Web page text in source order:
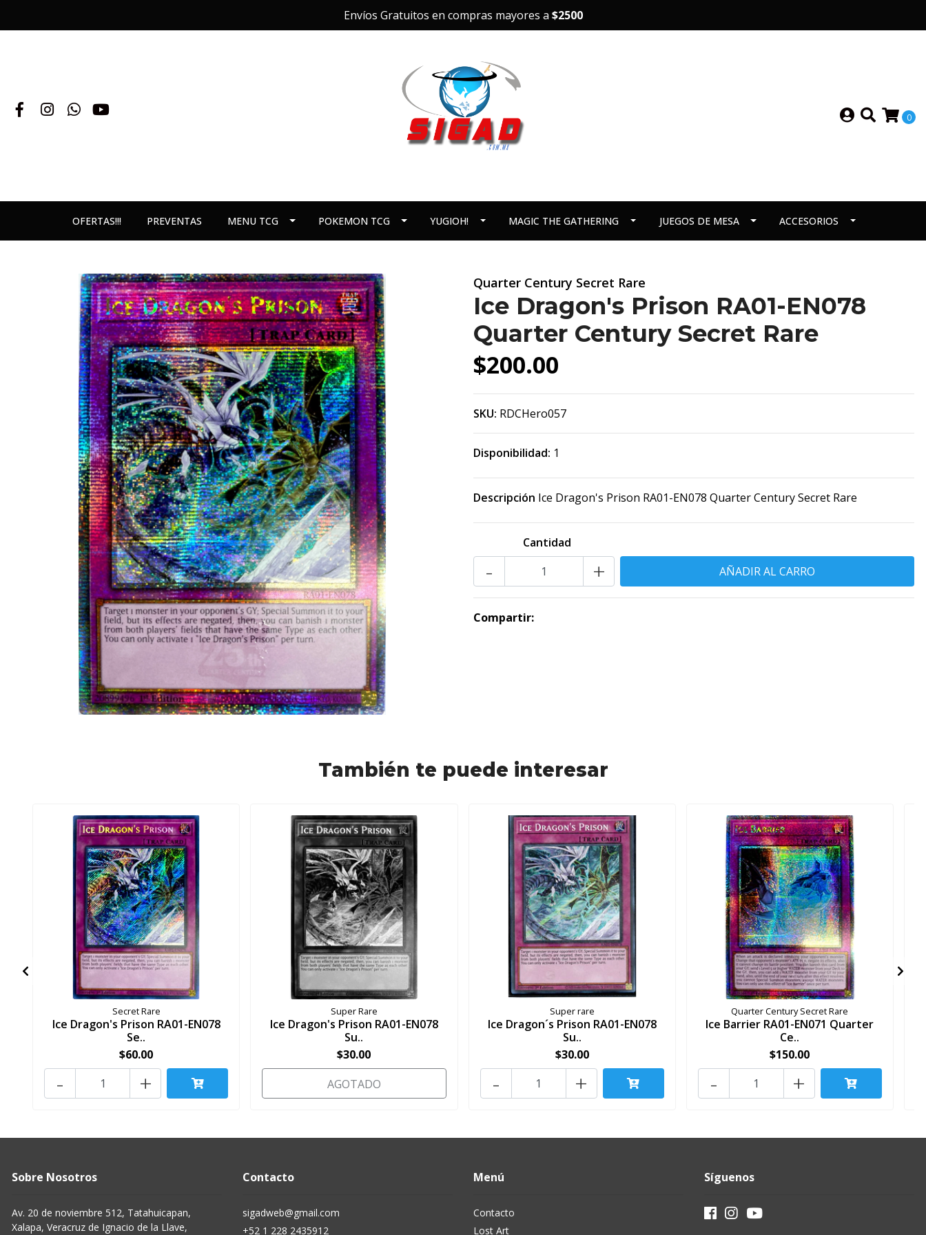
Envíos Gratuitos en compras mayores a $2500
0
OFERTAS!!! PREVENTAS MENU TCG POKEMON TCG YUGIOH! MAGIC THE GATHERING JUEGOS DE MESA ACCESORIOS
Quarter Century Secret Rare
Ice Dragon's Prison RA01-EN078
Quarter Century Secret Rare
$200.00
SKU: RDCHero057
Disponibilidad: 1
Descripción Ice Dragon's Prison RA01-EN078 Quarter Century Secret Rare
Cantidad
+
-
Compartir:
También te puede interesar
Secret Rare
Ice Dragon's Prison RA01-EN078
Se..
$60.00
+
-
Super Rare
Ice Dragon's Prison RA01-EN078
Su..
$30.00
AGOTADO
Super rare
Ice Dragon´s Prison RA01-EN078
Su..
$30.00
+
-
Quarter Century Secret Rare
Ice Barrier RA01-EN071 Quarter
Ce..
$150.00
+
-
Sobre Nosotros
Av. 20 de noviembre 512, Tatahuicapan,
Xalapa, Veracruz de Ignacio de la Llave,
Contacto
sigadweb@gmail.com
+52 1 228 2435912
Menú
Contacto
Lost Art
Síguenos